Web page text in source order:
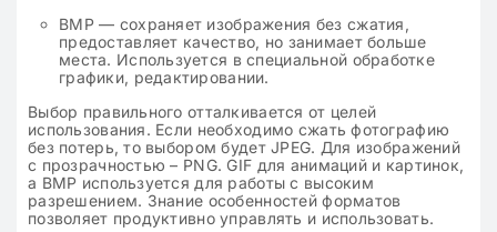
BMP — сохраняет изображения без сжатия,
предоставляет качество, но занимает больше
места. Используется в специальной обработке
графики, редактировании.
Выбор правильного отталкивается от целей
использования. Если необходимо сжать фотографию
без потерь, то выбором будет JPEG. Для изображений
с прозрачностью – PNG. GIF для анимаций и картинок,
а BMP используется для работы с высоким
разрешением. Знание особенностей форматов
позволяет продуктивно управлять и использовать.